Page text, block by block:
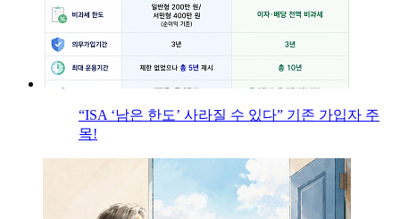
“ISA ‘남은 한도’ 사라질 수 있다” 기존 가입자 주
목!